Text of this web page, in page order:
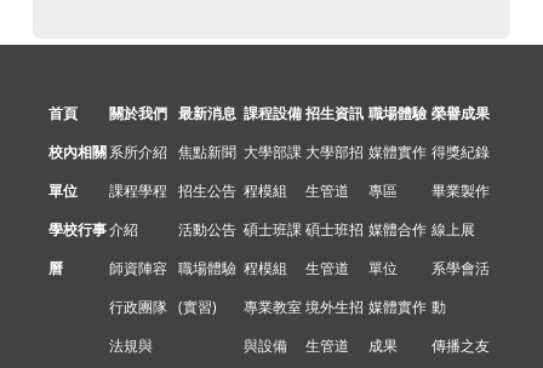
首頁
校內相關
單位
學校行事
曆
關於我們
系所介紹
課程學程
介紹
師資陣容
行政團隊
法規與
最新消息
焦點新聞
招生公告
活動公告
職場體驗
(實習)
課程設備
大學部課
程模組
碩士班課
程模組
專業教室
與設備
招生資訊
大學部招
生管道
碩士班招
生管道
境外生招
生管道
職場體驗
媒體實作
專區
媒體合作
單位
媒體實作
成果
榮譽成果
得獎紀錄
畢業製作
線上展
系學會活
動
傳播之友